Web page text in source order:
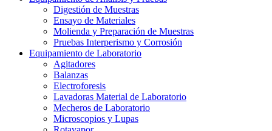
Digestión de Muestras
Ensayo de Materiales
Molienda y Preparación de Muestras
Pruebas Interperismo y Corrosión
Equipamiento de Laboratorio
Agitadores
Balanzas
Electroforesis
Lavadoras Material de Laboratorio
Mecheros de Laboratorio
Microscopios y Lupas